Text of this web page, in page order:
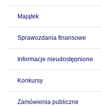
Majątek
Sprawozdania finansowe
Informacje nieudostępnione
Konkursy
Zamówienia publiczne